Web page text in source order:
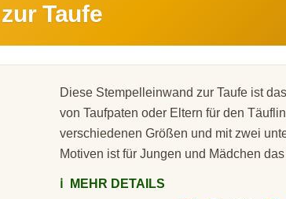
Taufe
Diese Stempelleinwand zur Taufe ist
von Taufpaten oder Eltern für den
verschiedenen Größen und mit zwei
Motiven ist für Jungen und Mädchen
ℹ️ MEHR DETAILS